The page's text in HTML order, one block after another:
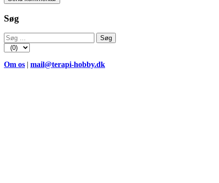
Søg
Søg
efter:
Om os | mail@terapi-hobby.dk